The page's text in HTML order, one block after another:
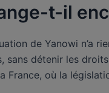
t-il
de Yanowi n’a
détenir les
où la